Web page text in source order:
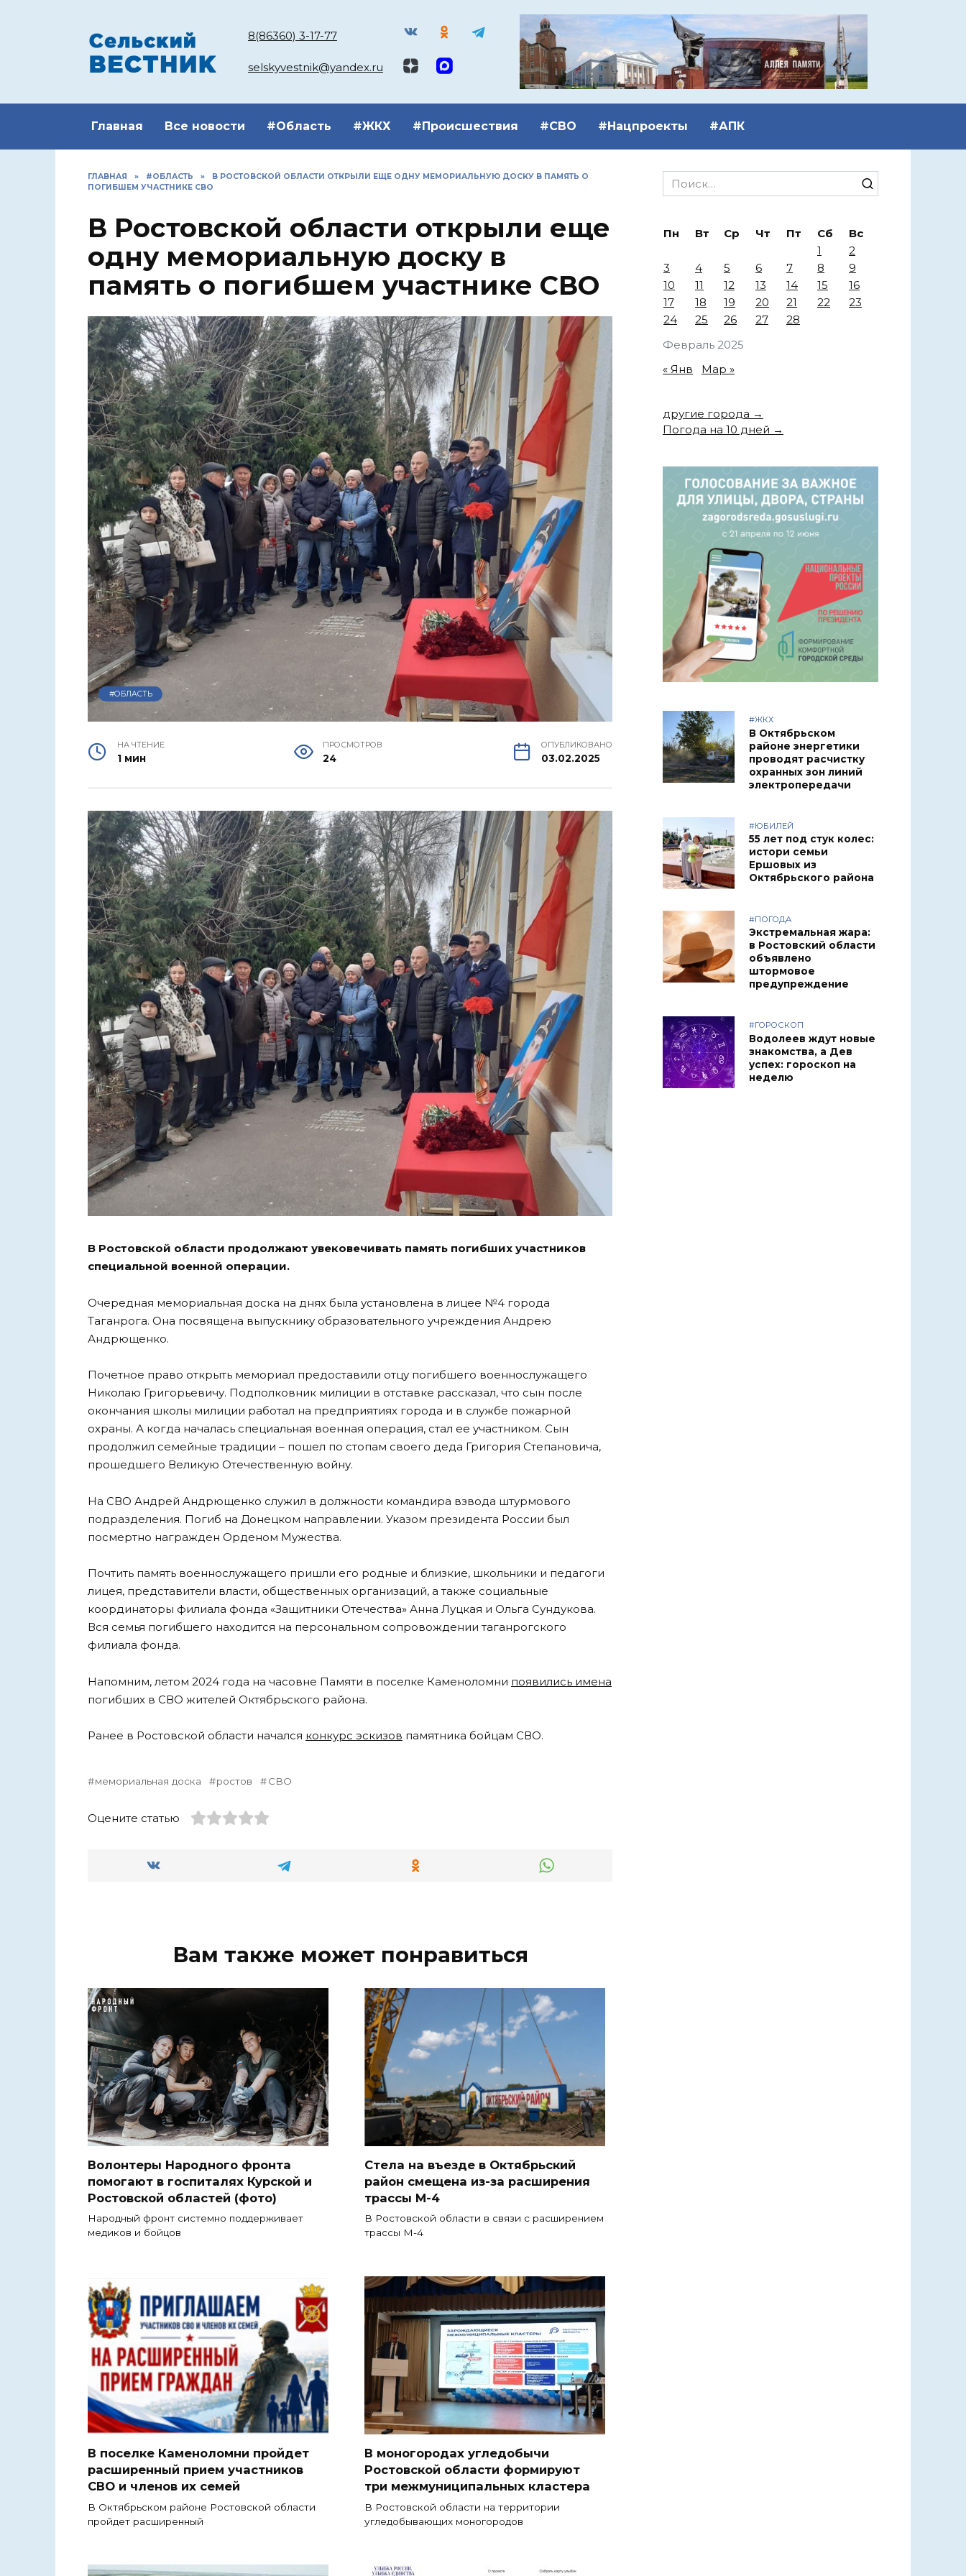
8(86360) 3-17-77
selskyvestnik@yandex.ru
Главная Все новости #Область #ЖКХ #Происшествия #СВО #Нацпроекты #АПК
ГЛАВНАЯ » #ОБЛАСТЬ »
В РОСТОВСКОЙ ОБЛАСТИ ОТКРЫЛИ ЕЩЕ ОДНУ МЕМОРИАЛЬНУЮ ДОСКУ В ПАМЯТЬ О
ПОГИБШЕМ УЧАСТНИКЕ СВО
В Ростовской области открыли еще
одну мемориальную доску в
память о погибшем участнике СВО
#ОБЛАСТЬ
НА ЧТЕНИЕ
1 мин
ПРОСМОТРОВ
24
ОПУБЛИКОВАНО
03.02.2025
В Ростовской области продолжают увековечивать память погибших участников
специальной военной операции.
Очередная мемориальная доска на днях была установлена в лицее №4 города
Таганрога. Она посвящена выпускнику образовательного учреждения Андрею
Андрющенко.
Почетное право открыть мемориал предоставили отцу погибшего военнослужащего
Николаю Григорьевичу. Подполковник милиции в отставке рассказал, что сын после
окончания школы милиции работал на предприятиях города и в службе пожарной
охраны. А когда началась специальная военная операция, стал ее участником. Сын
продолжил семейные традиции – пошел по стопам своего деда Григория Степановича,
прошедшего Великую Отечественную войну.
На СВО Андрей Андрющенко служил в должности командира взвода штурмового
подразделения. Погиб на Донецком направлении. Указом президента России был
посмертно награжден Орденом Мужества.
Почтить память военнослужащего пришли его родные и близкие, школьники и педагоги
лицея, представители власти, общественных организаций, а также социальные
координаторы филиала фонда «Защитники Отечества» Анна Луцкая и Ольга Сундукова.
Вся семья погибшего находится на персональном сопровождении таганрогского
филиала фонда.
Напомним, летом 2024 года на часовне Памяти в поселке Каменоломни появились имена
погибших в СВО жителей Октябрьского района.
Ранее в Ростовской области начался конкурс эскизов памятника бойцам СВО.
мемориальная доска ростов СВО
Оцените статью
Вам также может понравиться
Волонтеры Народного фронта
помогают в госпиталях Курской и
Ростовской областей (фото)
Народный фронт системно поддерживает
медиков и бойцов
Стела на въезде в Октябрьский
район смещена из-за расширения
трассы М-4
В Ростовской области в связи с расширением
трассы М-4
В поселке Каменоломни пройдет
расширенный прием участников
СВО и членов их семей
В Октябрьском районе Ростовской области
пройдет расширенный
В моногородах угледобычи
Ростовской области формируют
три межмуниципальных кластера
В Ростовской области на территории
угледобывающих моногородов
Search
for:
Февраль 2025
Пн Вт Ср Чт Пт Сб
Вс
1
2
3
4 5 6 7 8
9
10
11 12 13 14 15
16
17
18 19 20 21 22
23
24
25 26 27 28
« Янв Мар »
другие города →
Погода на 10 дней →
#ЖКХ
В Октябрьском
районе энергетики
проводят расчистку
охранных зон линий
электропередачи
#ЮБИЛЕЙ
55 лет под стук колес:
истори семьи
Ершовых из
Октябрьского района
#ПОГОДА
Экстремальная жара:
в Ростовский области
объявлено
штормовое
предупреждение
#ГОРОСКОП
Водолеев ждут новые
знакомства, а Дев
успех: гороскоп на
неделю